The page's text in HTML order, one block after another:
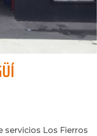
servicios Los Fierros